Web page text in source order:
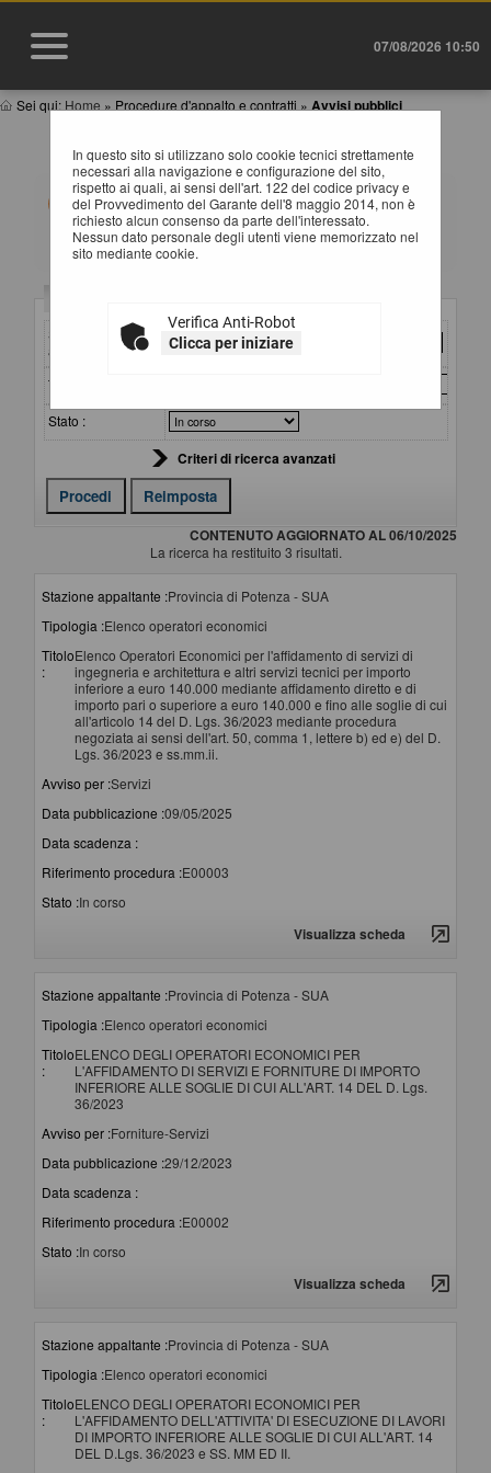
07/08/2026 10:50
Sei qui: Home » Procedure d'appalto e contratti » Avvisi pubblici
In questo sito si utilizzano solo cookie tecnici strettamente
necessari alla navigazione e configurazione del sito,
rispetto ai quali, ai sensi dell'art. 122 del codice privacy e
del Provvedimento del Garante dell'8 maggio 2014, non è
richiesto alcun consenso da parte dell'interessato.
Nessun dato personale degli utenti viene memorizzato nel
sito mediante cookie.
Verifica Anti-Robot
Clicca per iniziare
AVVISI DI GARA
All'interno di questa sezione è possibile consultare gli
avvisi secondo i tempi previsti dalla normativa dei
contratti.
I dati di dettaglio delle procedure pubbliche sono
consultabili selezionando il collegamento "Visualizza
Stazione
appaltante :
Titolo :
Stato :
Criteri di ricerca avanzati
CONTENUTO AGGIORNATO AL 06/10/2025
La ricerca ha restituito 3 risultati.
Stazione appaltante :Provincia di Potenza - SUA
Tipologia :Elenco operatori economici
Titolo
:
Elenco Operatori Economici per l'affidamento di servizi di
ingegneria e architettura e altri servizi tecnici per importo
inferiore a euro 140.000 mediante affidamento diretto e di
importo pari o superiore a euro 140.000 e fino alle soglie di cui
all'articolo 14 del D. Lgs. 36/2023 mediante procedura
negoziata ai sensi dell'art. 50, comma 1, lettere b) ed e) del D.
Lgs. 36/2023 e ss.mm.ii.
Avviso per :Servizi
Data pubblicazione :09/05/2025
Data scadenza :
Riferimento procedura :E00003
Stato :In corso
Visualizza scheda
Stazione appaltante :Provincia di Potenza - SUA
Tipologia :Elenco operatori economici
Titolo
:
ELENCO DEGLI OPERATORI ECONOMICI PER
L'AFFIDAMENTO DI SERVIZI E FORNITURE DI IMPORTO
INFERIORE ALLE SOGLIE DI CUI ALL'ART. 14 DEL D. Lgs.
36/2023
Avviso per :Forniture-Servizi
Data pubblicazione :29/12/2023
Data scadenza :
Riferimento procedura :E00002
Stato :In corso
Visualizza scheda
Stazione appaltante :Provincia di Potenza - SUA
Tipologia :Elenco operatori economici
Titolo
:
ELENCO DEGLI OPERATORI ECONOMICI PER
L'AFFIDAMENTO DELL'ATTIVITA' DI ESECUZIONE DI LAVORI
DI IMPORTO INFERIORE ALLE SOGLIE DI CUI ALL'ART. 14
DEL D.Lgs. 36/2023 e SS. MM ED II.